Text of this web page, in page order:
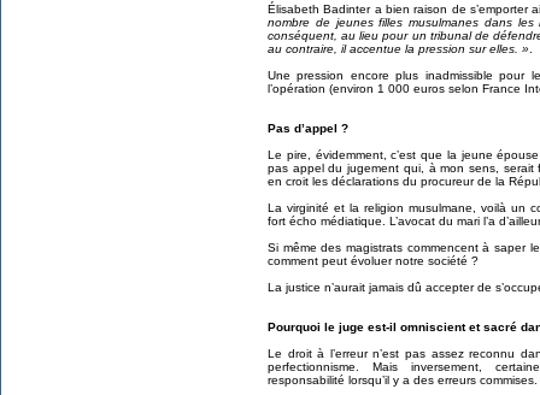
Élisabeth Badinter a bien raison de s’emporter
nombre de jeunes filles musulmanes dans
conséquent, au lieu pour un tribunal de
au contraire, il accentue la pression sur elles. »
Une pression encore plus inadmissible pour
l’opération (environ 1 000 euros selon France
Pas d’appel ?
Le pire, évidemment, c’est que la jeune
pas appel du jugement qui, à mon sens,
en croit les déclarations du procureur de la
La virginité et la religion musulmane, voilà un
fort écho médiatique. L’avocat du mari l’a
Si même des magistrats commencent à saper
comment peut évoluer notre société ?
La justice n’aurait jamais dû accepter de
Pourquoi le juge est-il omniscient et sacré
Le droit à l’erreur n’est pas assez reconnu
perfectionnisme. Mais inversement,
responsabilité lorsqu’il y a des erreurs commises.